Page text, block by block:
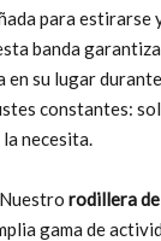
para estirarse
banda
en su lugar
constantes:
necesita.
Nuestro rodillera
gama de